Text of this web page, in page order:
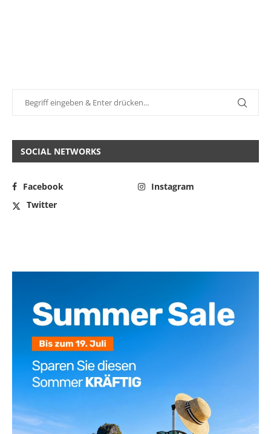
SOCIAL NETWORKS
Facebook
Instagram
Twitter